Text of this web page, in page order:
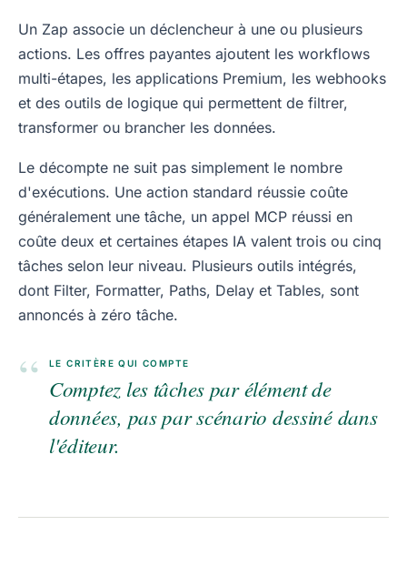
Un Zap associe un déclencheur à une ou plusieurs
actions. Les offres payantes ajoutent les workflows
multi-étapes, les applications Premium, les webhooks
et des outils de logique qui permettent de filtrer,
transformer ou brancher les données.
Le décompte ne suit pas simplement le nombre
d'exécutions. Une action standard réussie coûte
généralement une tâche, un appel MCP réussi en
coûte deux et certaines étapes IA valent trois ou cinq
tâches selon leur niveau. Plusieurs outils intégrés,
dont Filter, Formatter, Paths, Delay et Tables, sont
annoncés à zéro tâche.
“ LE CRITÈRE QUI COMPTE
Comptez les tâches par élément de
données, pas par scénario dessiné dans
l'éditeur.